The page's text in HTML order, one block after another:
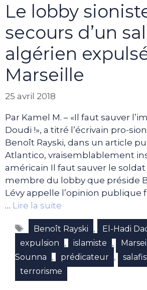
Le lobby
secours d’un
algérien
Marseille
25 avril 2018
Par Kamel M. – «Il faut sauver
Doudi !», a titré l’écrivain pro-
Benoît Rayski, dans un article
Atlantico, vraisemblablement
américain Il faut sauver le soldat
membre du lobby que préside
Lévy appelle l’opinion publique
… Lire la suite
Étiquettes
Benoît Rayski , El-Hadi
expulsion , islamiste ,
Sounna
, prédicateur ,
terrorisme